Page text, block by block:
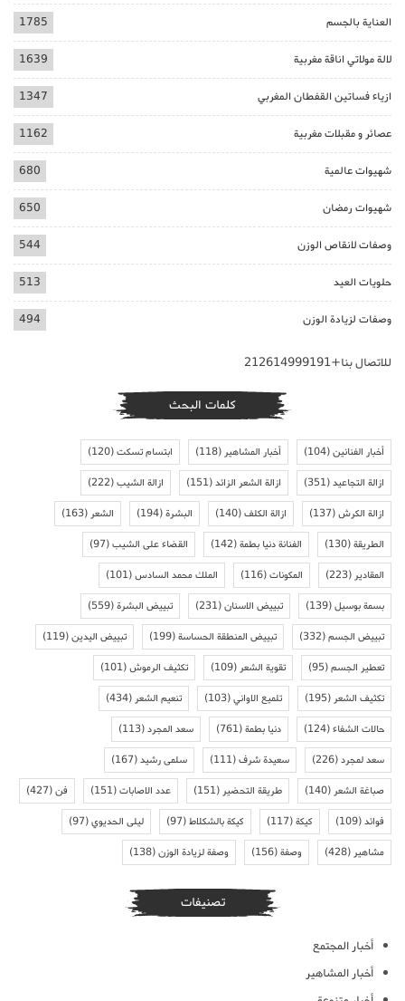
العناية بالجسم 1785
لالة مولاتي اناقة مغربية 1639
ازياء فساتين القفطان المغربي 1347
عصائر و مقبلات مغربية 1162
شهيوات عالمية 680
شهيوات رمضان 650
وصفات لانقاص الوزن 544
حلويات العيد 513
وصفات لزيادة الوزن 494
للاتصال بنا+212614999191
كلمات البحث
أخبار الفنانين(104) أخبار المشاهير(118) ابتسام تسكت(120)
ازالة التجاعيد(351) ازالة الشعر الزائد(151) ازالة الشيب(222)
ازالة الكرش(137) ازالة الكلف(140) البشرة(194) الشعر(163)
الطريقة(130) الفنانة دنيا بطمة(142) القضاء على الشيب(97)
المقادير(223) المكونات(116) الملك محمد السادس(101)
بسمة بوسيل(139) تبييض الاسنان(231) تبييض البشرة(559)
تبييض الجسم(332) تبييض المنطقة الحساسة(199) تبييض اليدين(119)
تعطير الجسم(95) تقوية الشعر(109) تكثيف الرموش(101)
تكثيف الشعر(195) تلميع الاواني(103) تنعيم الشعر(434)
حالات الشفاء(124) دنيا بطمة(761) سعد المجرد(113)
سعد لمجرد(226) سعيدة شرف(111) سلمى رشيد(167)
صباغة الشعر(140) طريقة التحضير(151) عدد الاصابات(151) فن(427)
فوائد(109) كيكة(117) كيكة بالشكلاط(97) ليلى الحديوي(97)
مشاهير(428) وصفة(156) وصفة لزيادة الوزن(138)
تصنيفات
أخبار المجتمع
أخبار المشاهير